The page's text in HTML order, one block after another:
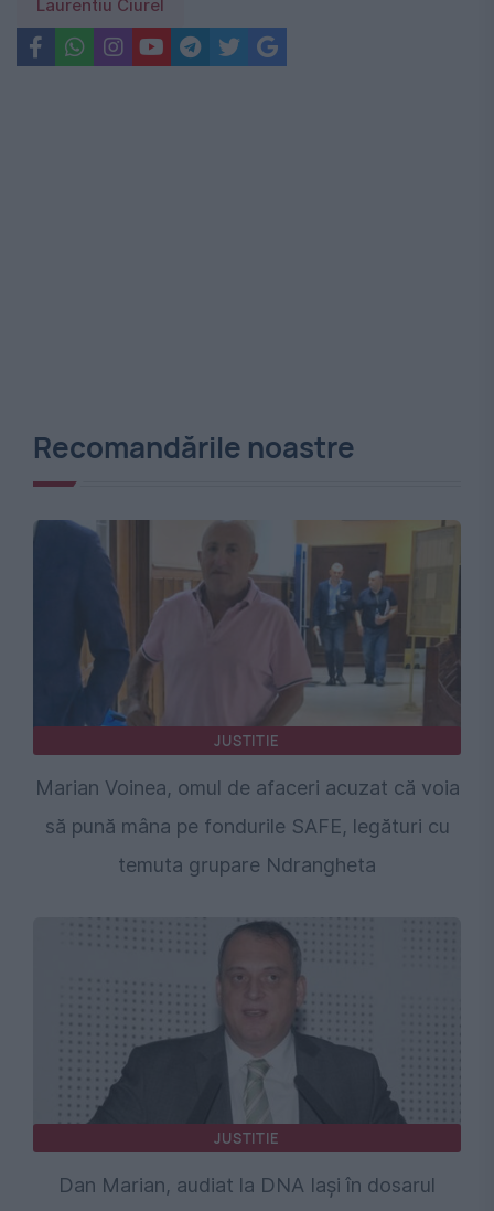
Laurentiu Ciurel
Recomandările noastre
JUSTITIE
Marian Voinea, omul de afaceri acuzat că voia
să pună mâna pe fondurile SAFE, legături cu
temuta grupare Ndrangheta
JUSTITIE
Dan Marian, audiat la DNA Iași în dosarul